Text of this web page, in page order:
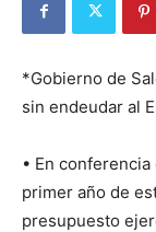
*Gobierno de
sin endeudar al
• En
primer año de
presupuesto